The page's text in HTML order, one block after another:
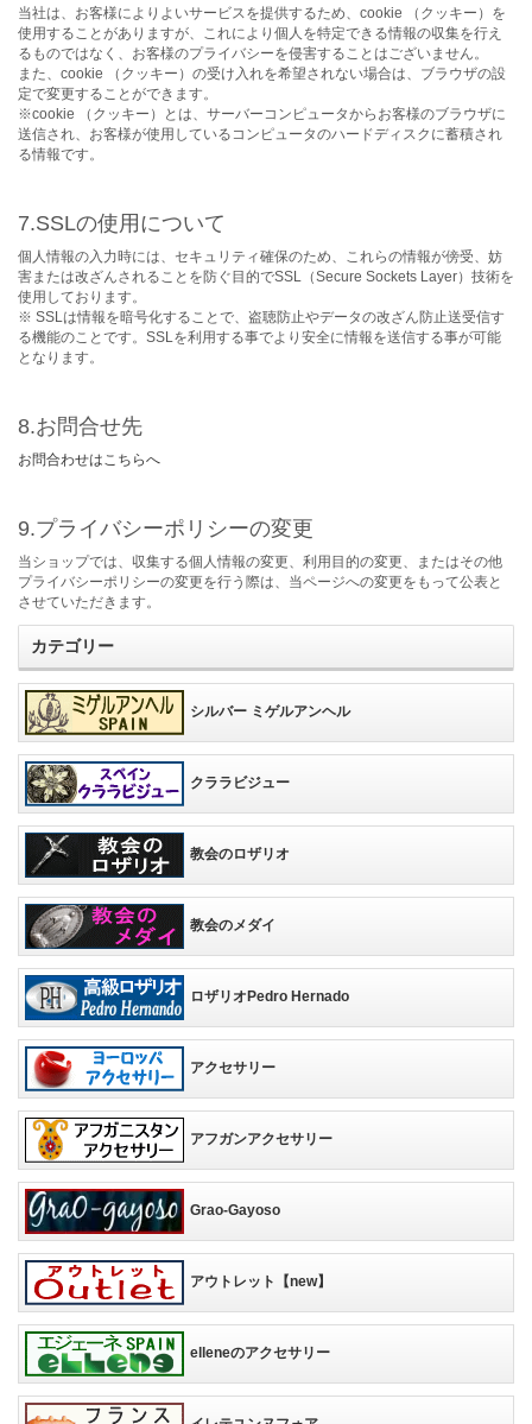
当社は、お客様によりよいサービスを提供するため、cookie （クッキー）を
使用することがありますが、これにより個人を特定できる情報の収集を行え
るものではなく、お客様のプライバシーを侵害することはございません。
また、cookie （クッキー）の受け入れを希望されない場合は、ブラウザの設
定で変更することができます。
※cookie （クッキー）とは、サーバーコンピュータからお客様のブラウザに
送信され、お客様が使用しているコンピュータのハードディスクに蓄積され
る情報です。
7.SSLの使用について
個人情報の入力時には、セキュリティ確保のため、これらの情報が傍受、妨
害または改ざんされることを防ぐ目的でSSL（Secure Sockets Layer）技術を
使用しております。
※ SSLは情報を暗号化することで、盗聴防止やデータの改ざん防止送受信す
る機能のことです。SSLを利用する事でより安全に情報を送信する事が可能
となります。
8.お問合せ先
お問合わせはこちらへ
9.プライバシーポリシーの変更
当ショップでは、収集する個人情報の変更、利用目的の変更、またはその他
プライバシーポリシーの変更を行う際は、当ページへの変更をもって公表と
させていただきます。
カテゴリー
シルバー ミゲルアンヘル
クララビジュー
教会のロザリオ
教会のメダイ
ロザリオPedro Hernado
アクセサリー
アフガンアクセサリー
Grao-Gayoso
アウトレット【new】
elleneのアクセサリー